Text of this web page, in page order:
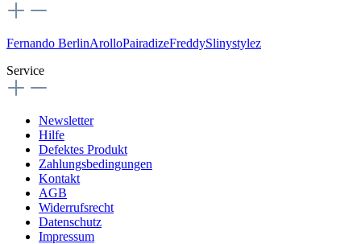
Fernando BerlinArolloPairadizeFreddySlinystylez
Service
Newsletter
Hilfe
Defektes Produkt
Zahlungsbedingungen
Kontakt
AGB
Widerrufsrecht
Datenschutz
Impressum